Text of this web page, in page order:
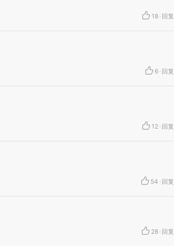
18 · 回复
6 · 回复
12 · 回复
54 · 回复
28 · 回复